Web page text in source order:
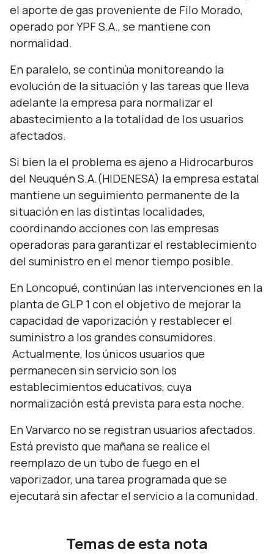
el aporte de gas proveniente de Filo Morado,
operado por YPF S.A., se mantiene con
normalidad.
En paralelo, se continúa monitoreando la
evolución de la situación y las tareas que lleva
adelante la empresa para normalizar el
abastecimiento a la totalidad de los usuarios
afectados.
Si bien la el problema es ajeno a Hidrocarburos
del Neuquén S.A.(HIDENESA) la empresa estatal
mantiene un seguimiento permanente de la
situación en las distintas localidades,
coordinando acciones con las empresas
operadoras para garantizar el restablecimiento
del suministro en el menor tiempo posible.
En Loncopué, continúan las intervenciones en la
planta de GLP 1 con el objetivo de mejorar la
capacidad de vaporización y restablecer el
suministro a los grandes consumidores.
Actualmente, los únicos usuarios que
permanecen sin servicio son los
establecimientos educativos, cuya
normalización está prevista para esta noche.
En Varvarco no se registran usuarios afectados.
Está previsto que mañana se realice el
reemplazo de un tubo de fuego en el
vaporizador, una tarea programada que se
ejecutará sin afectar el servicio a la comunidad.
Temas de esta nota